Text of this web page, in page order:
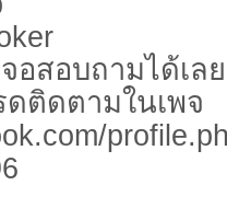
สอบถามได้เล
ติดตามในเพจ